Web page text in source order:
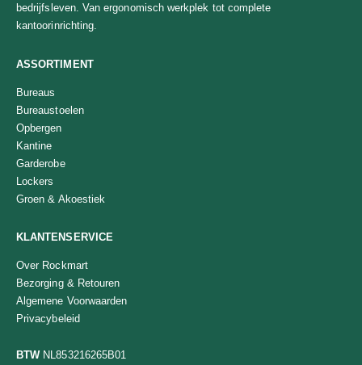
bedrijfsleven. Van ergonomisch werkplek tot complete
kantoorinrichting.
ASSORTIMENT
Bureaus
Bureaustoelen
Opbergen
Kantine
Garderobe
Lockers
Groen & Akoestiek
KLANTENSERVICE
Over Rockmart
Bezorging & Retouren
Algemene Voorwaarden
Privacybeleid
BTWNL853216265B01